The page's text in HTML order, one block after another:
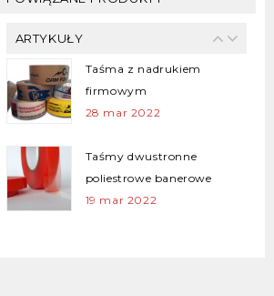
ARTYKUŁY
profesjonalistów
Taśma z nadrukiem
firmowym
28 mar 2022
Taśmy dwustronne
poliestrowe banerowe
19 mar 2022